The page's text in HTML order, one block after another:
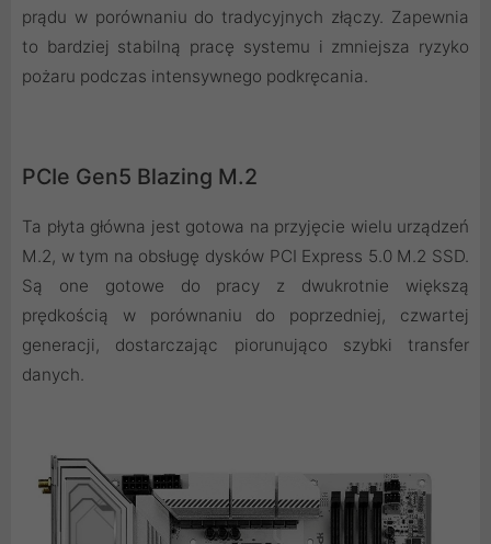
prądu w porównaniu do tradycyjnych złączy. Zapewnia
to bardziej stabilną pracę systemu i zmniejsza ryzyko
pożaru podczas intensywnego podkręcania.
PCIe Gen5 Blazing M.2
Ta płyta główna jest gotowa na przyjęcie wielu urządzeń
M.2, w tym na obsługę dysków PCI Express 5.0 M.2 SSD.
Są one gotowe do pracy z dwukrotnie większą
prędkością w porównaniu do poprzedniej, czwartej
generacji, dostarczając piorunująco szybki transfer
danych.